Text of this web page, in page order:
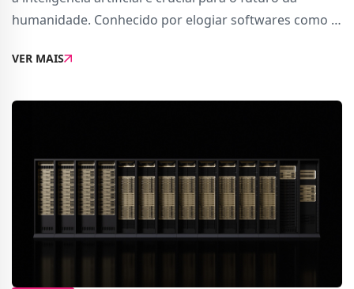
humanidade. Conhecido por elogiar softwares como o
que a IA já está a transformar praticam
VER MAIS